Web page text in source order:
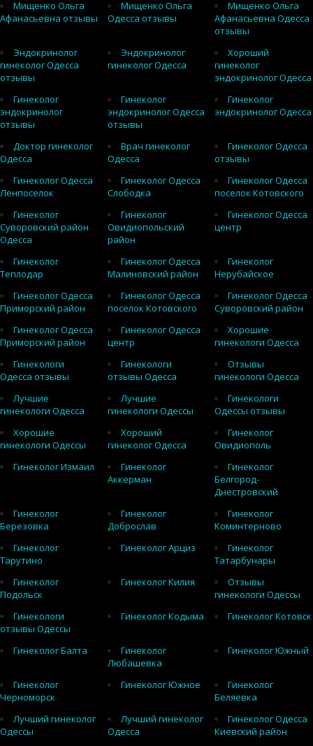
Мищенко Ольга
Афанасьевна отзывы
Мищенко Ольга
Одесса отзывы
Мищенко Ольга
Афанасьевна Одесса
отзывы
Эндокринолог
гинеколог Одесса
отзывы
Эндокринолог
гинеколог Одесса
Хороший
гинеколог
эндокринолог Одесса
Гинеколог
эндокринолог
отзывы
Гинеколог
эндокринолог Одесса
отзывы
Гинеколог
эндокринолог Одесса
Доктор гинеколог
Одесса
Врач гинеколог
Одесса
Гинеколог Одесса
отзывы
Гинеколог Одесса
Ленпоселок
Гинеколог Одесса
Слободка
Гинеколог Одесса
поселок Котовского
Гинеколог
Суворовский район
Одесса
Гинеколог
Овидиопольский
район
Гинеколог Одесса
центр
Гинеколог
Теплодар
Гинеколог Одесса
Малиновский район
Гинеколог
Нерубайское
Гинеколог Одесса
Приморский район
Гинеколог Одесса
поселок Котовского
Гинеколог Одесса
Суворовский район
Гинеколог Одесса
Приморский район
Гинеколог Одесса
центр
Хорошие
гинекологи Одесса
Гинекологи
Одесса отзывы
Гинекологи
отзывы Одесса
Отзывы
гинекологи Одесса
Лучшие
гинекологи Одесса
Лучшие
гинекологи Одессы
Гинекологи
Одессы отзывы
Хорошие
гинекологи Одессы
Хороший
гинеколог Одесса
Гинеколог
Овидиополь
Гинеколог Измаил
Гинеколог
Аккерман
Гинеколог
Белгород-
Днестровский
Гинеколог
Березовка
Гинеколог
Доброслав
Гинеколог
Коминтерново
Гинеколог
Тарутино
Гинеколог Арциз
Гинеколог
Татарбунары
Гинеколог
Подольск
Гинеколог Килия
Отзывы
гинекологи Одессы
Гинекологи
отзывы Одессы
Гинеколог Кодыма Гинеколог Котовск
Гинеколог Балта
Гинеколог
Любашевка
Гинеколог Южный
Гинеколог
Черноморск
Гинеколог Южное
Гинеколог
Беляевка
Лучший гинеколог
Одессы
Лучший гинеколог
Одесса
Гинеколог Одесса
Киевский район